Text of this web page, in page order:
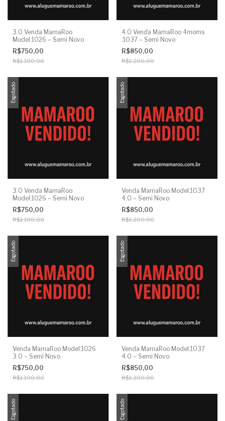
3.0 Venda MamaRoo
Model:1026 – Semi Novo
R$750,00
R$1.100,00
4.0 Venda MamaRoo 4moms
:1037 – Semi Novo
R$850,00
R$1.200,00
Esgotado
3.0 Venda MamaRoo
Model:1026 – Semi Novo
R$750,00
R$1.100,00
Esgotado
Venda MamaRoo Model:1037
4.0 – Semi Novo
R$850,00
R$1.200,00
Esgotado
Venda MamaRoo Model:1026
3.0 – Semi Novo
R$750,00
R$1.100,00
Esgotado
Venda MamaRoo Model:1037
4.0 – Semi Novo
R$850,00
R$1.200,00
Esgotado Esgotado